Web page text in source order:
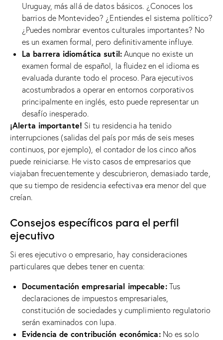
Uruguay, más allá de datos básicos. ¿Conoces los
barrios de Montevideo? ¿Entiendes el sistema político?
¿Puedes nombrar eventos culturales importantes? No
es un examen formal, pero definitivamente influye.
La barrera idiomática sutil:Aunque no existe un
examen formal de español, la fluidez en el idioma es
evaluada durante todo el proceso. Para ejecutivos
acostumbrados a operar en entornos corporativos
principalmente en inglés, esto puede representar un
desafío inesperado.
¡Alerta importante! Si tu residencia ha tenido
interrupciones (salidas del país por más de seis meses
continuos, por ejemplo), el contador de los cinco años
puede reiniciarse. He visto casos de empresarios que
viajaban frecuentemente y descubrieron, demasiado tarde,
que su tiempo de residencia «efectiva» era menor del que
creían.
Consejos específicos para el perfil
ejecutivo
Si eres ejecutivo o empresario, hay consideraciones
particulares que debes tener en cuenta:
Documentación empresarial impecable:Tus
declaraciones de impuestos empresariales,
constitución de sociedades y cumplimiento regulatorio
serán examinados con lupa.
Evidencia de contribución económica:No es solo